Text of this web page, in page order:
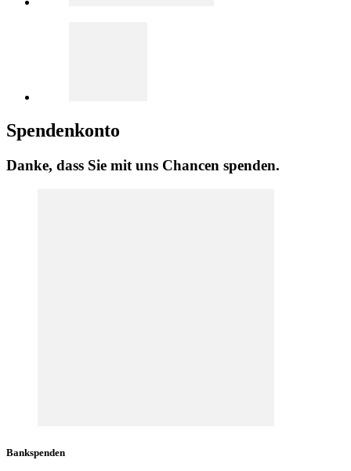
Spendenkonto
Danke, dass Sie mit uns Chancen spenden.
Bankspenden